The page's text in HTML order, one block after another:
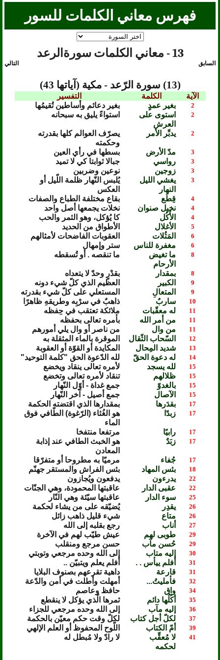
فهرس معاني الكلمات للسور
13 - معاني الكلمات سورةالرعد
التالي السابق
(13) سورة الرّعد - مكية (آياتها 43)
الآية الكلمة التفسير
2 بغير عمدٍ بغير دعائم وأساطين تُقيمُها
2
استوى على
العرش
استواءً يليق به سبحانه
2 يدبِّر الأمر
يصرّف العوالم كلها بقدرته
وحكمته
3 مدّ الأرض بسطها في رأي العين
3 رواسي جبالا ثوابتا كي لا تميد
3 زوجين نوعين وضربين
3
يغشي الليل
النهار
يُلبس النّهار ظلمة اللّيل أو
العكس
4 قِطَع بقاع مختلفة الطباع والصفات
4 نخيل صنوان نخلات يجمعها أصل واحد
4 الأُكُل كا يُؤكل، وهو الثمر والحب
5 الأغلال الأطواق من الحديد
6 المَثُلات العقوبات الفاضحات لأمثالهم
6 مغفرة للناس ستر وإمهال
8
ما تغيض
الأرحام
ما تنقصه . أو تُسقطه
8 بمقدار بقدْرٍ وحدّ لا يتعداه
9 الكبير العظيم الذي كلّ شيء دونه
9 المتعالِ المستعلي على كلّ شيء بقدرته
10 ساربٌ ذاهبٌ في سرْبِه وطريقهِ ظاهرًا
11 له معقّبات ملائكة تعتقب في حِفظه
11 من أمر الله بأمره تعالى بحفظه
11 من وال من ناصر أو وال يلي أمورهم
12 السّحاب الثّقال الموقرة بالماء المثقلة به
13 شديد المِحال المكايدة أو القوّة أو العقوبة
14 له دعوة الحقّ لله الدّعوة الحق "كلمة التوحيد"
15 لله يسجد لأمره تعالى ينقاد ويخضع
15 ظلالهم تنقاد لأمره تعالى وتخضع
15 بالغدوّ جمع غداة - أوّل النّهار
15 الآصال جمع أصيل - آخر النّهار
17 بقدَرها بمقدارها الذي اقتضته الحكمة
17 زبدًا
هو الغُثاء (الرّغوة) الطّافي فوق
الماء
17 رابيًا مرتفعا منتفخا
17 زبَدٌ
هو الخبث الطافي عند إذابة
المعادن
17 جُفاء مرميّا به مطروحا أو متفرّقا
18 بئس المهاد بئس الفراش والمستقر جهنّم
22 يدرءون يدفعون ويُجازون
22 عقبى الدار عاقبتها المحمودة، وهي الجنّات
25 سوء الدار عاقبتها سيّئة وهي النّار
26 يقدِر يُضيّقه على من يشاء لحكمة
26 متاع شيء قليل ذاهب زائل
27 أناب رجع بقلبه إلى الله
29 طوبى لهم عيش طيّب لهم في الآخرة
29 حُسن مآب حسن مرجع ومنقلب
30 إليه متاب إلى الله وحده مرجعي وتوبتي
31 أفلم ييأس . . أفلم يعلم ويتبيّن ..
31 قارعة داهية تقرعهم بصنوف البلايا
32 فأمليتُ... أمهلت وأطلت في أمن والدّعة
34 واق حافظ وعاصم
35 أكُلُها دائم ثمرها الّذي يؤكل لا ينقطع
36 إليه مآب إلى الله وحده مرجعي للجزاء
37 لكلّ أجل كتاب لكلّ وقت حكم معيّن بالحكمة
39 أمّ الكتاب اللّوح المحفوظ أو العلم الإلهي
41
لا مُعقِّب
لحكمه
لا رادّ ولا مُبطل له